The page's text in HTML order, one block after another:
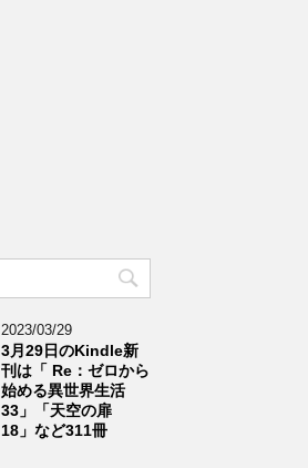
2023/03/29
3月29日のKindle新
刊は「 Re：ゼロから
始める異世界生活
33」「天空の扉
18」など311冊